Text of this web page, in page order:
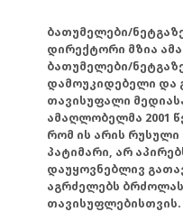
ბათუმელები/
დირექტორი მზია
ბათუმელები/
დამოუკიდებელი და
თავისუფალი
ამაღლობელმა 2001
რომ ის არის რუსული
პატიმარი, არ
დაუყოვნებლივ
აგრძელებს ბრძოლას
თავისუფლებისთვის.